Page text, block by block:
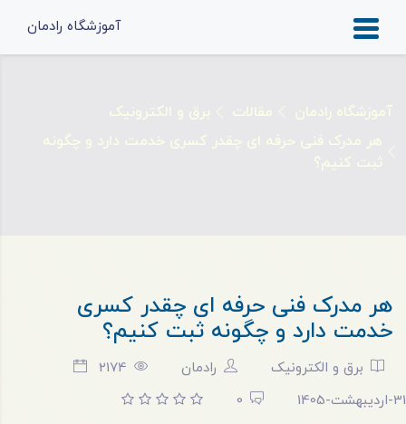
آموزشگاه رادمان
هر مدرک فنی حرفه ای چقدر کسری
خدمت دارد و چگونه ثبت کنیم؟
برق و الکترونیک رادمان
2174
31-اردیبهشت-1405
0